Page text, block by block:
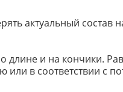
актуальный состав
и на кончики.
или в соответствии с